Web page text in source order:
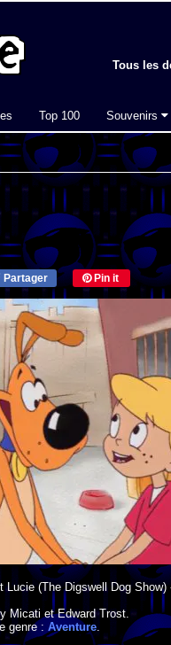
Tous les
Top 100 Souvenirs
Partager Pin it
Lucie(The Digswell Dog Show)
Micati etEdward Trost.
genre : Aventure.